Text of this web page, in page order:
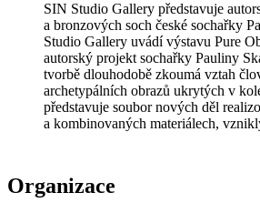
SIN Studio Gallery představuje
a bronzových soch české sochařky
Studio Gallery uvádí výstavu Pure
autorský projekt sochařky Pauliny
tvorbě dlouhodobě zkoumá vztah
archetypálních obrazů ukrytých v
představuje soubor nových děl
a kombinovaných materiálech,
Organizace